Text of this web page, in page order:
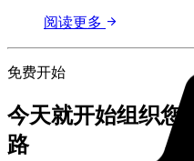
阅读更多 arrow_forward
免费开始
今天就开始组织您
路